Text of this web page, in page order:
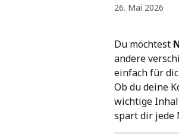
26. Mai 2026
Du möchtest
andere
einfach für
Ob du deine
wichtige
spart dir jede